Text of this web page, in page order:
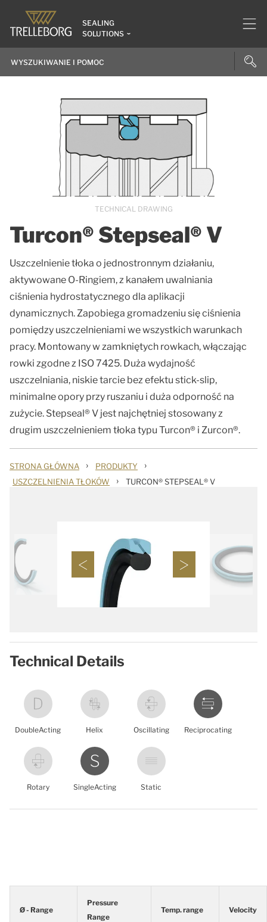
SEALING
SOLUTIONS
Turcon® Stepseal® V
Uszczelnienie tłoka o jednostronnym działaniu,
aktywowane O-Ringiem, z kanałem uwalniania
ciśnienia hydrostatycznego dla aplikacji
dynamicznych. Zapobiega gromadzeniu się ciśnienia
pomiędzy uszczelnieniami we wszystkich warunkach
pracy. Montowany w zamkniętych rowkach, włączając
rowki zgodne z ISO 7425. Duża wydajność
uszczelniania, niskie tarcie bez efektu stick-slip,
minimalne opory przy ruszaniu i duża odporność na
zużycie. Stepseal® V jest najchętniej stosowany z
drugim uszczelnieniem tłoka typu Turcon® i Zurcon®.
TECHNICAL DRAWING
STRONA GŁÓWNA › PRODUKTY ›
USZCZELNIENIA TŁOKÓW › TURCON® STEPSEAL® V
Technical Details
DoubleActing Helix Oscillating Reciprocating
Rotary SingleActing Static
Ø - Range
Pressure
Range
Temp. range Velocity